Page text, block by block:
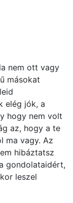
nem ott vagy
másokat
elég jók, a
hogy nem volt
az, hogy a te
ma vagy. Az
hibáztatsz
gondolataidért,
leszel